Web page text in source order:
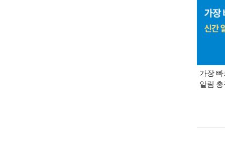
가장
알림